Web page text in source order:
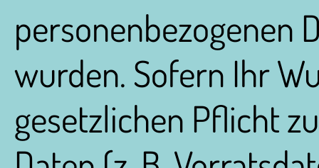
personenbezogenen
wurden. Sofern Ihr
gesetzlichen Pflicht